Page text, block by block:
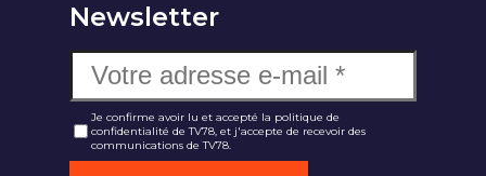
Newsletter
Je confirme avoir lu et accepté la politique de
confidentialité de TV78, et j'accepte de recevoir des
communications de TV78.